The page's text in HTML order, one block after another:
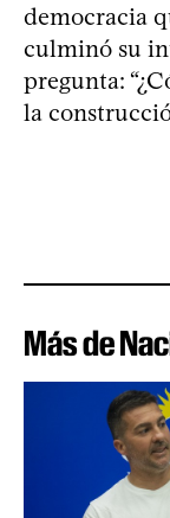
democracia
culminó su
pregunta:
la
Más de